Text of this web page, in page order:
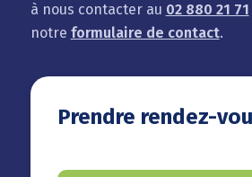
à nous contacter au 02 880 21 71
notre formulaire de contact.
Prendre rendez-